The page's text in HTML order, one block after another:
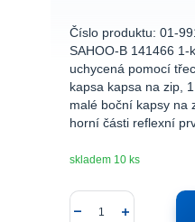
Číslo produktu: 01-
SAHOO-B 141466 1-
uchycená pomocí
kapsa kapsa na zip,
malé boční kapsy na
horní části reflexní
skladem 10 ks